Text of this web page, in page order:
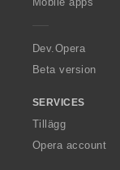
a
Dev.Opera
Beta version
SERVICES
Tillägg
Opera account